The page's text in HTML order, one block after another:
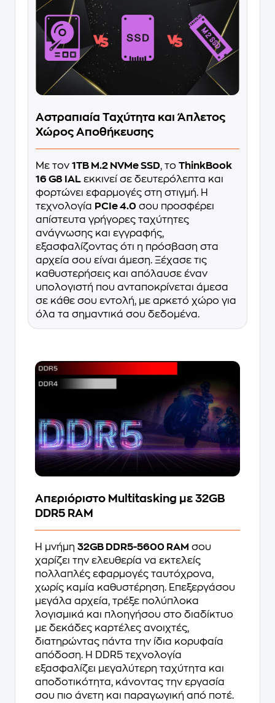
Αστραπιαία Ταχύτητα και Άπλετος
Χώρος Αποθήκευσης
Με τον 1TB M.2 NVMe SSD, το ThinkBook
16 G8 IAL εκκινεί σε δευτερόλεπτα και
φορτώνει εφαρμογές στη στιγμή. Η
τεχνολογία PCIe 4.0 σου προσφέρει
απίστευτα γρήγορες ταχύτητες
ανάγνωσης και εγγραφής,
εξασφαλίζοντας ότι η πρόσβαση στα
αρχεία σου είναι άμεση. Ξέχασε τις
καθυστερήσεις και απόλαυσε έναν
υπολογιστή που ανταποκρίνεται άμεσα
σε κάθε σου εντολή, με αρκετό χώρο για
όλα τα σημαντικά σου δεδομένα.
Απεριόριστο Multitasking με 32GB
DDR5 RAM
Η μνήμη 32GB DDR5-5600 RAM σου
χαρίζει την ελευθερία να εκτελείς
πολλαπλές εφαρμογές ταυτόχρονα,
χωρίς καμία καθυστέρηση. Επεξεργάσου
μεγάλα αρχεία, τρέξε πολύπλοκα
λογισμικά και πλοηγήσου στο διαδίκτυο
με δεκάδες καρτέλες ανοιχτές,
διατηρώντας πάντα την ίδια κορυφαία
απόδοση. Η DDR5 τεχνολογία
εξασφαλίζει μεγαλύτερη ταχύτητα και
αποδοτικότητα, κάνοντας την εργασία
σου πιο άνετη και παραγωγική από ποτέ.